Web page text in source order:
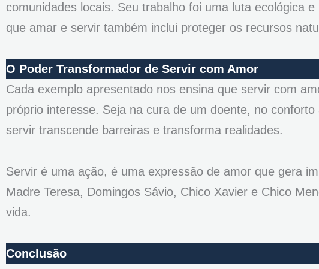
comunidades locais. Seu trabalho foi uma luta ecológica
que amar e servir também inclui proteger os recursos
O Poder Transformador de Servir com Amor
Cada exemplo apresentado nos ensina que servir com
próprio interesse. Seja na cura de um doente, no
servir transcende barreiras e transforma realidades.
Servir é uma ação, é uma expressão de amor que gera
Madre Teresa, Domingos Sávio, Chico Xavier e Chico
vida.
Conclusão